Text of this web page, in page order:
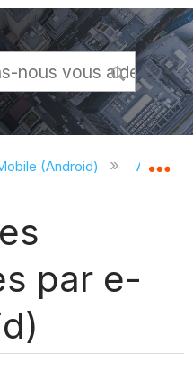
la hiérarchie
(Android)
par e-